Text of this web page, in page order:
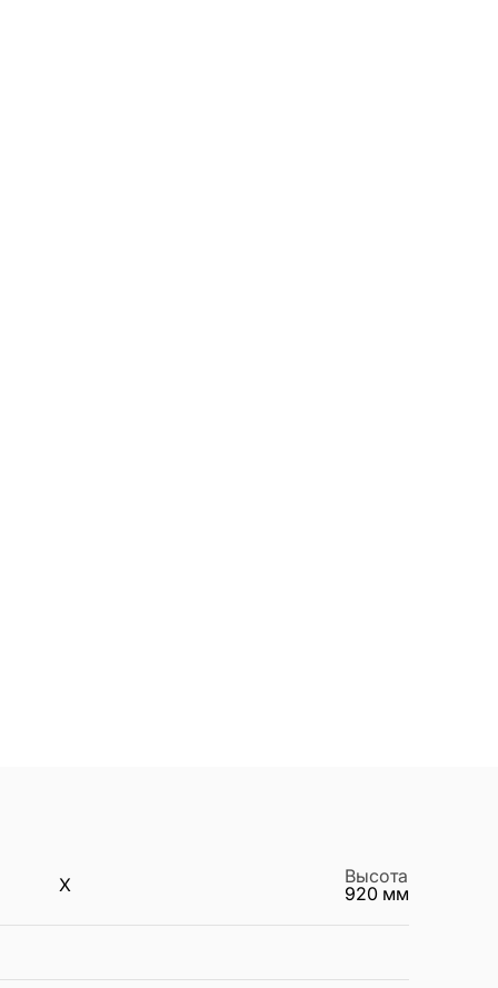
X
Высота
920 мм